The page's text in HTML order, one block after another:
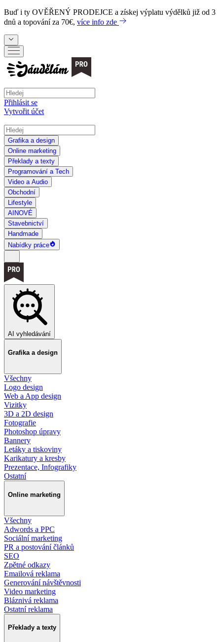
Buď i ty OVĚŘENÝ PRODEJCE a získej výplatu výdělků již od 3
dnů a topování za 70€, více info zde
Přihlásit se
Vytvořit účet
Grafika a design
Online marketing
Překlady a texty
Programování a Tech
Video a Audio
Obchodní
Lifestyle
AI NOVÉ
Stavebnictví
Handmade
Nabídky práce
AI vyhledávání
Grafika a design
Všechny
Logo design
Web a App design
Vizitky
3D a 2D design
Fotografie
Photoshop úpravy
Bannery
Letáky a tiskoviny
Karikatury a kresby
Prezentace, Infografiky
Ostatní
Online marketing
Všechny
Adwords a PPC
Sociální marketing
PR a postování článků
SEO
Zpětné odkazy
Emailová reklama
Generování návštěvnosti
Video marketing
Bláznivá reklama
Ostatní reklama
Překlady a texty